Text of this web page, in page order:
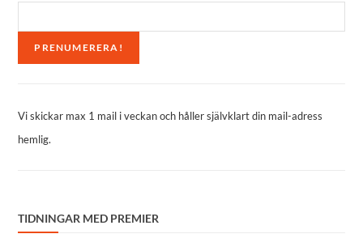
Vi skickar max 1 mail i veckan och håller självklart din mail-adress
hemlig.
TIDNINGAR MED PREMIER